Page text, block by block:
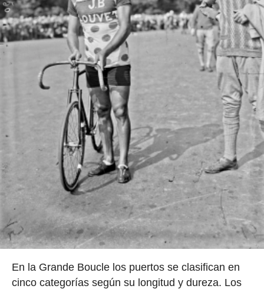
En la Grande Boucle los puertos se clasifican en
cinco categorías según su longitud y dureza. Los